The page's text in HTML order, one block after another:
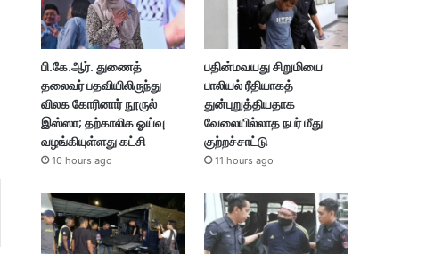
பி.கே.ஆர். துணைத்
தலைவர் பதவியிலிருந்து
விலக கோரினார் நூருல்
இஸ்ஸா; தற்காலிக ஓய்வு
வழங்கியுள்ளது கட்சி
10 hours ago
பதின்மவயது சிறுமியை
பாலியல் ரீதியாகத்
துன்புறுத்தியதாக
வேலையில்லாத நபர் மீது
குற்றச்சாட்டு
11 hours ago